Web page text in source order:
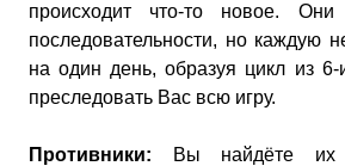
происходит что-то новое.
последовательности, но каждую
на один день, образуя цикл из
преследовать Вас всю игру.
Противники: Вы найдёте их